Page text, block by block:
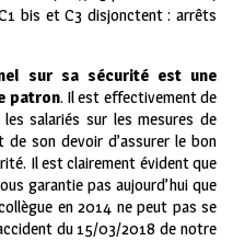
bis et C3 disjonctent : arrêts
sur sa sécurité est une
patron. Il est effectivement de
salariés sur les mesures de
son devoir d’assurer le bon
Il est clairement évident que
garantie pas aujourd’hui que
en 2014 ne peut pas se
du 15/03/2018 de notre